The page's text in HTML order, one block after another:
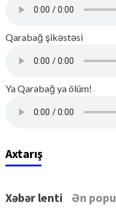
Qarabağ şikəstəsi
Ya Qarabağ ya ölüm!
Axtarış
Xəbər lenti Ən